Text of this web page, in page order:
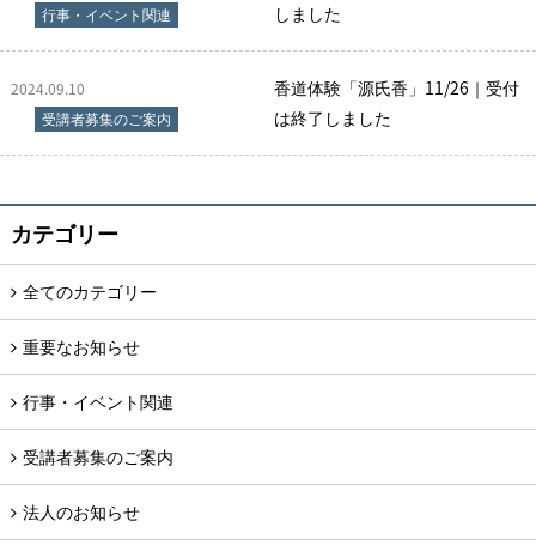
行事・イベント関連
しました
2024.09.10
受講者募集のご案内
香道体験「源氏香」11/26｜受付
は終了しました
カテゴリー
全てのカテゴリー
重要なお知らせ
行事・イベント関連
受講者募集のご案内
法人のお知らせ